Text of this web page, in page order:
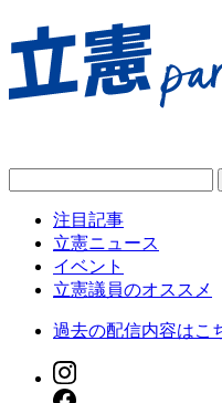
注目記事
立憲ニュース
イベント
立憲議員のオススメ
過去の配信内容はこ